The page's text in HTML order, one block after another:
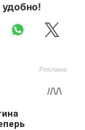
удобно!